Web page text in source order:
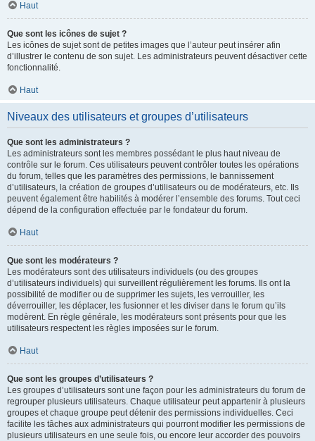
Haut
Que sont les icônes de sujet ?
Les icônes de sujet sont de petites images que l’auteur peut insérer afin
d’illustrer le contenu de son sujet. Les administrateurs peuvent désactiver cette
fonctionnalité.
Haut
Niveaux des utilisateurs et groupes d’utilisateurs
Que sont les administrateurs ?
Les administrateurs sont les membres possédant le plus haut niveau de
contrôle sur le forum. Ces utilisateurs peuvent contrôler toutes les opérations
du forum, telles que les paramètres des permissions, le bannissement
d’utilisateurs, la création de groupes d’utilisateurs ou de modérateurs, etc. Ils
peuvent également être habilités à modérer l’ensemble des forums. Tout ceci
dépend de la configuration effectuée par le fondateur du forum.
Haut
Que sont les modérateurs ?
Les modérateurs sont des utilisateurs individuels (ou des groupes
d’utilisateurs individuels) qui surveillent régulièrement les forums. Ils ont la
possibilité de modifier ou de supprimer les sujets, les verrouiller, les
déverrouiller, les déplacer, les fusionner et les diviser dans le forum qu’ils
modèrent. En règle générale, les modérateurs sont présents pour que les
utilisateurs respectent les règles imposées sur le forum.
Haut
Que sont les groupes d’utilisateurs ?
Les groupes d’utilisateurs sont une façon pour les administrateurs du forum de
regrouper plusieurs utilisateurs. Chaque utilisateur peut appartenir à plusieurs
groupes et chaque groupe peut détenir des permissions individuelles. Ceci
facilite les tâches aux administrateurs qui pourront modifier les permissions de
plusieurs utilisateurs en une seule fois, ou encore leur accorder des pouvoirs